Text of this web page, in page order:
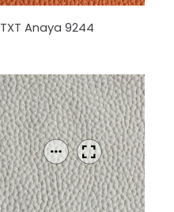
TXT Anaya 9244